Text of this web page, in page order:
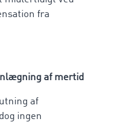
fra
af mertid
af
ingen